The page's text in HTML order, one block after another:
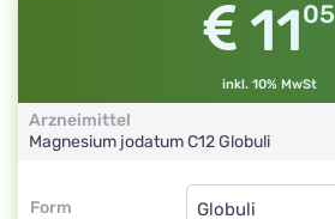
1105
inkl. 10% MwSt
Arzneimittel
Magnesium jodatumC12Globuli
Form
Form